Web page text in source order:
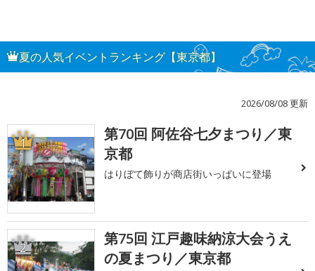
夏の人気イベントランキング【東京都】
2026/08/08 更新
1
第70回 阿佐谷七夕まつり／東
京都
はりぼて飾りが商店街いっぱいに登場
2
第75回 江戸趣味納涼大会うえ
の夏まつり／東京都